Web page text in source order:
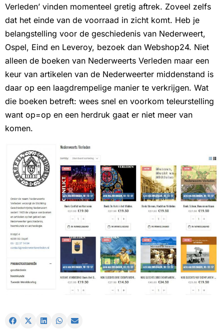
Verleden’ vinden momenteel gretig aftrek. Zoveel zelfs
dat het einde van de voorraad in zicht komt. Heb je
belangstelling voor de geschiedenis van Nederweert,
Ospel, Eind en Leveroy, bezoek dan Webshop24. Niet
alleen de boeken van Nederweerts Verleden maar een
keur van artikelen van de Nederweerter middenstand is
daar op een laagdrempelige manier te verkrijgen. Wat
die boeken betreft: wees snel en voorkom teleurstelling
want op=op en een herdruk gaat er niet meer van
komen.